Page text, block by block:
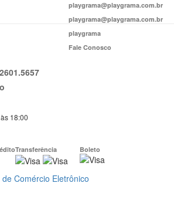
playgrama@playgrama.com.br
playgrama@playgrama.com.br
playgrama
Fale Conosco
18:00
Transferência Boleto